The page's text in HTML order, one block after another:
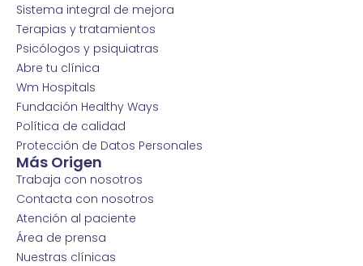
Sistema integral de mejora
Terapias y tratamientos
Psicólogos y psiquiatras
Abre tu clínica
Wm Hospitals
Fundación Healthy Ways
Política de calidad
Protección de Datos Personales
Más Origen
Trabaja con nosotros
Contacta con nosotros
Atención al paciente
Área de prensa
Nuestras clínicas